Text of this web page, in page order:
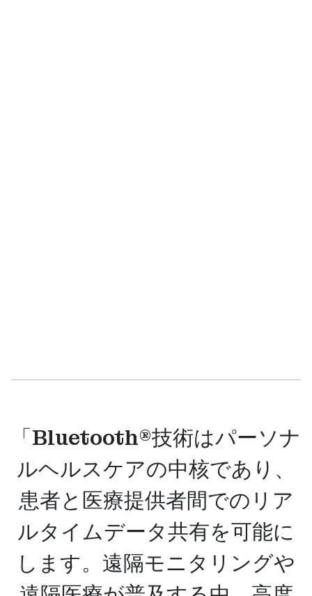
「Bluetooth®技術はパーソナ
ルヘルスケアの中核であり、
患者と医療提供者間でのリア
ルタイムデータ共有を可能に
します。遠隔モニタリングや